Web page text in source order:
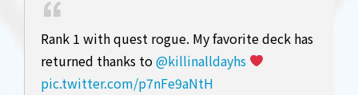
Rank 1 with quest rogue. My favorite deck has
returned thanks to@killinalldayhs
pic.twitter.com/p7nFe9aNtH